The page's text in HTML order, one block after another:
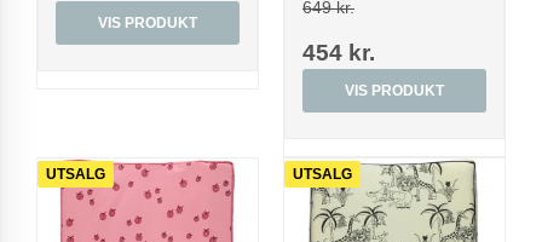
VIS PRODUKT
649 kr.
454 kr.
VIS PRODUKT
UTSALG UTSALG